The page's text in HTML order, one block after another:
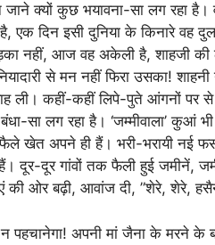
क्यों कुछ भयावना-सा लग रहा है।
है, एक दिन इसी दुनिया के किनारे
नहीं, आज वह अकेली है, शाहजी की
से मन नहीं फिरा उसका! शाहनी
ली। कहीं-कहीं लिपे-पुते आंगनों पर
सा लग रहा है। ‘जम्मीवाला’ कुआं
फैले खेत अपने ही हैं। भरी-भरायी नई
दूर-दूर गांवों तक फैली हुई जमीनें,
की ओर बढ़ी, आवांज दी, ”शेरे, शेरे,
न पहचानेगा! अपनी मां जैना के मरने के